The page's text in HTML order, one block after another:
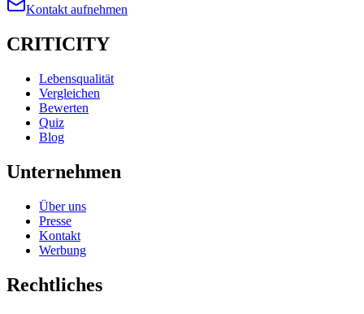
Kontakt aufnehmen
CRITICITY
Lebensqualität
Vergleichen
Bewerten
Quiz
Blog
Unternehmen
Über uns
Presse
Kontakt
Werbung
Rechtliches